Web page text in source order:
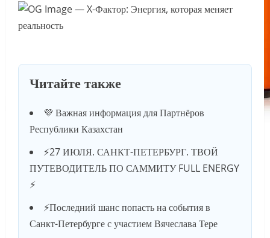
Читайте также
💜 Важная информация для Партнёров
Республики Казахстан
⚡️27 ИЮЛЯ. САНКТ-ПЕТЕРБУРГ. ТВОЙ
ПУТЕВОДИТЕЛЬ ПО САММИТУ FULL ENERGY
⚡️
⚡️Последний шанс попасть на события в
Санкт-Петербурге с участием Вячеслава Тере